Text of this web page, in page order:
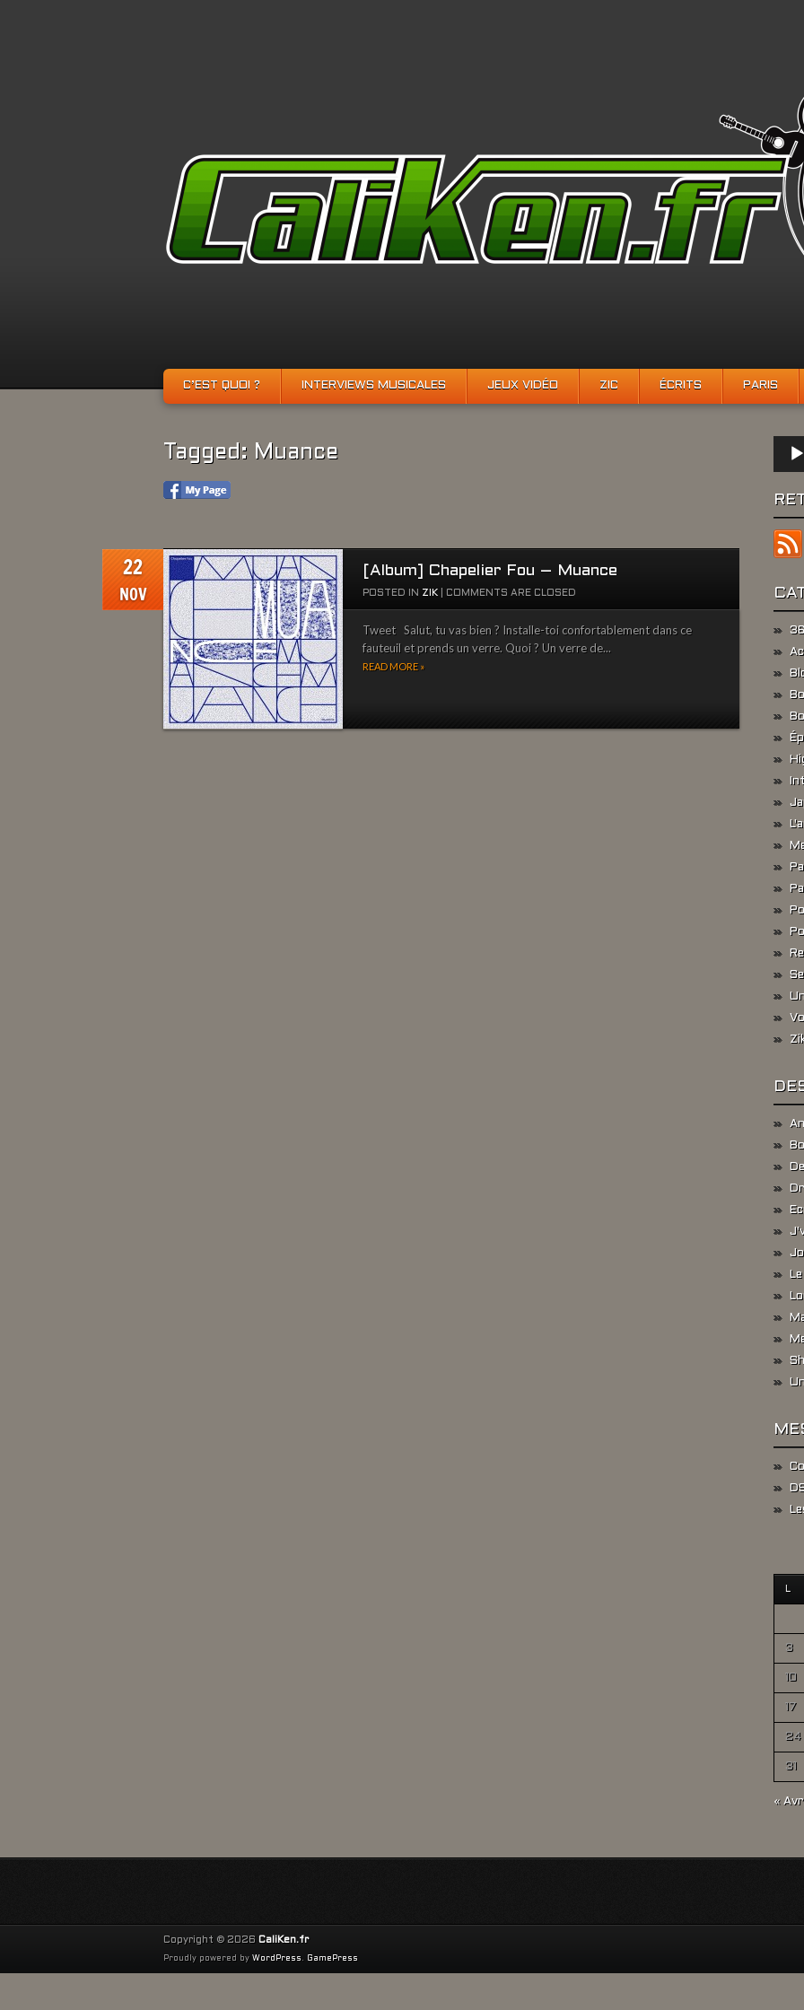
C’EST QUOI ? INTERVIEWS MUSICALES JEUX VIDÉO ZIC ÉCRITS PARIS
Tagged: Muance
22
NOV
[Album] Chapelier Fou – Muance
POSTED IN ZIK COMMENTS ARE CLOSED
Tweet Salut, tu vas bien ? Installe-toi confortablement dans ce
fauteuil et prends un verre. Quoi ? Un verre de...
READ MORE »
audio
L
3
10
17
24
31
« Avr
Copyright © 2026 CaliKen.fr
Proudly powered by WordPress . GamePress